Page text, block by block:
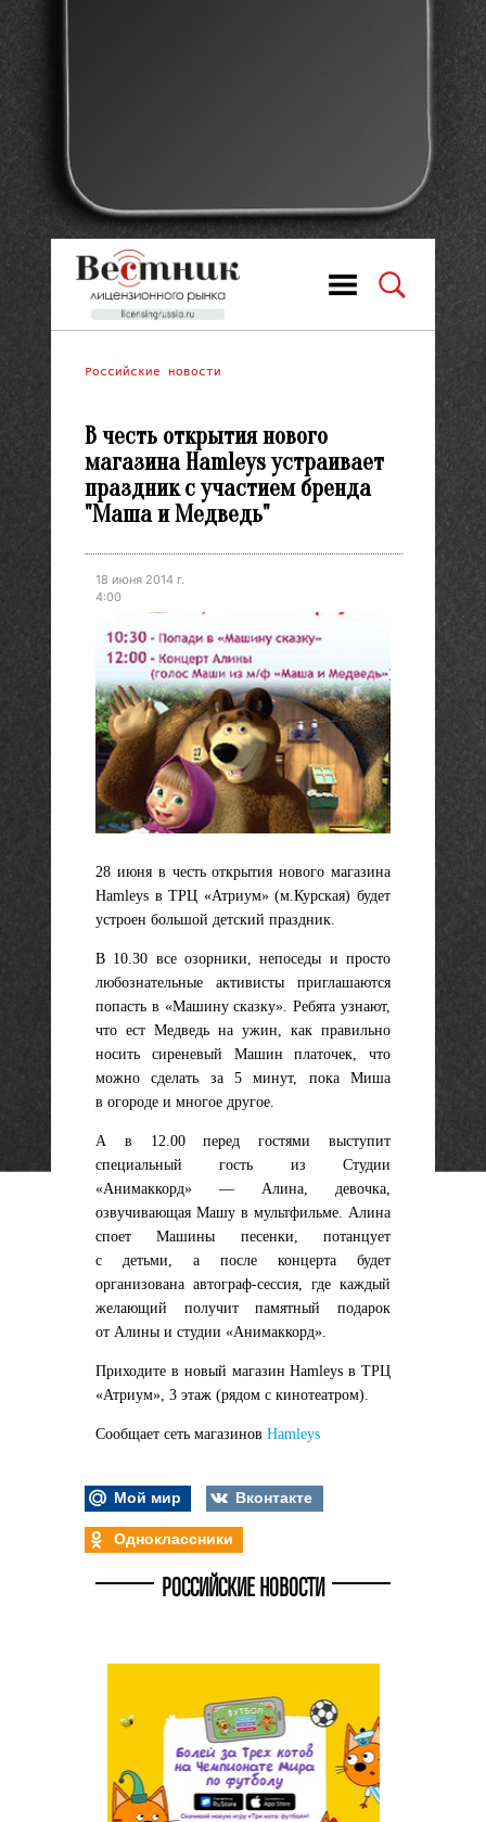
Российские новости
В честь открытия нового
магазина Hamleys устраивает
праздник с участием бренда
"Маша и Медведь"
18 июня 2014 г.
4:00
28 июня в честь открытия нового магазина
Hamleys в ТРЦ «Атриум» (м.Курская) будет
устроен большой детский праздник.
В 10.30 все озорники, непоседы и просто
любознательные активисты приглашаются
попасть в «Машину сказку». Ребята узнают,
что ест Медведь на ужин, как правильно
носить сиреневый Машин платочек, что
можно сделать за 5 минут, пока Миша
в огороде и многое другое.
А в 12.00 перед гостями выступит
специальный гость из Студии
«Анимаккорд» — Алина, девочка,
озвучивающая Машу в мультфильме. Алина
споет Машины песенки, потанцует
с детьми, а после концерта будет
организована автограф-сессия, где каждый
желающий получит памятный подарок
от Алины и студии «Анимаккорд».
Приходите в новый магазин Hamleys в ТРЦ
«Атриум», 3 этаж (рядом с кинотеатром).
Сообщает сеть магазинов Hamleys
Мой мир
Вконтакте
Одноклассники
РОССИЙСКИЕ НОВОСТИ